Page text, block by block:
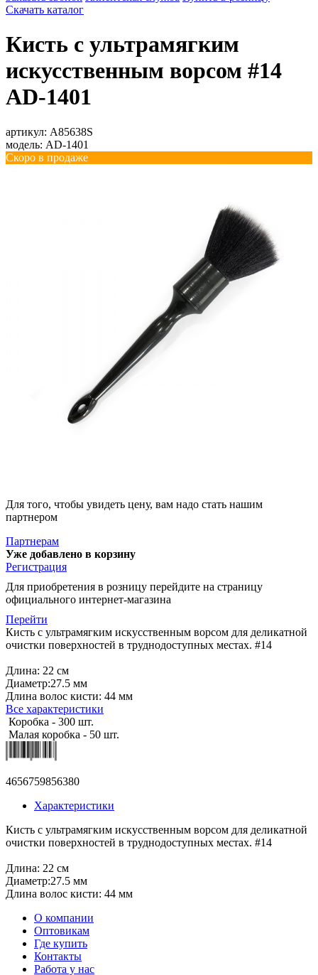
Скачать каталог
Кисть с ультрамягким
искусственным ворсом #14
AD-1401
артикул: A85638S
модель: AD-1401
Скоро в продаже
Для того, чтобы увидеть цену, вам надо стать нашим
партнером
Партнерам
Уже добавлено в корзину
Регистрация
Для приобретения в розницу перейдите на страницу
официального интернет-магазина
Перейти
Кисть с ультрамягким искусственным ворсом для деликатной
очистки поверхностей в труднодоступных местах. #14
Длина: 22 см
Диаметр:27.5 мм
Длина волос кисти: 44 мм
Все характеристики
Коробка - 300 шт.
Малая коробка - 50 шт.
4656759856380
Характеристики
Кисть с ультрамягким искусственным ворсом для деликатной
очистки поверхностей в труднодоступных местах. #14
Длина: 22 см
Диаметр:27.5 мм
Длина волос кисти: 44 мм
О компании
Оптовикам
Где купить
Контакты
Работа у нас